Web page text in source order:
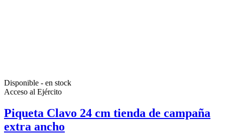
Disponible - en stock
Acceso al Ejército
Piqueta Clavo 24 cm tienda de campaña
extra ancho